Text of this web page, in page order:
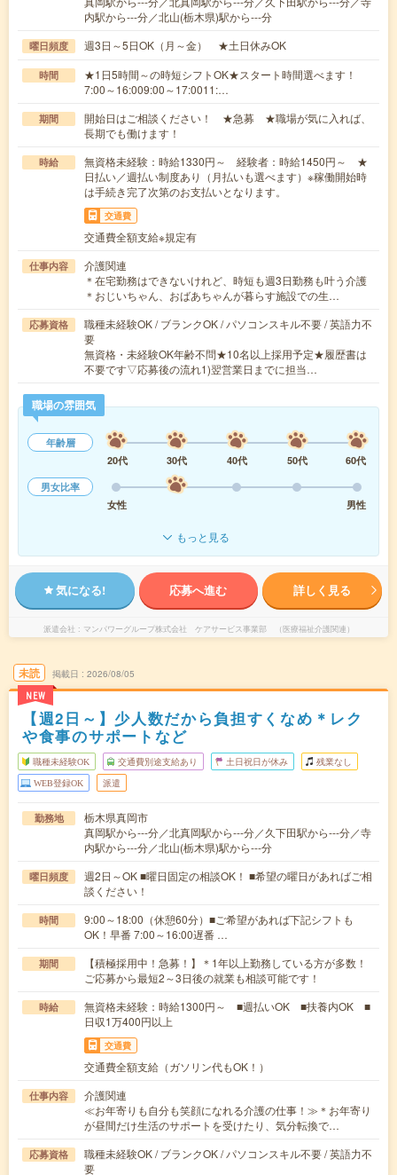
内駅から---分／北山(栃木県)駅から---分
曜日頻度 週3日～5日OK（月～金） ★土日休みOK
時間
★1日5時間～の時短シフトOK★スタート時間選べます！
7:00～16:009:00～17:0011:…
期間
開始日はご相談ください！ ★急募 ★職場が気に入れば、
長期でも働けます！
時給
無資格未経験：時給1330円～ 経験者：時給1450円～ ★
日払い／週払い制度あり（月払いも選べます）※稼働開始時
は手続き完了次第のお支払いとなります。
交通費
交通費全額支給※規定有
仕事内容
介護関連
＊在宅勤務はできないけれど、時短も週3日勤務も叶う介護
＊おじいちゃん、おばあちゃんが暮らす施設での生…
応募資格
職種未経験OK / ブランクOK / パソコンスキル不要 / 英語力不
要
無資格・未経験OK年齢不問★10名以上採用予定★履歴書は
不要です▽応募後の流れ1)翌営業日までに担当…
職場の雰囲気
年齢層
20代
30代 40代 50代
60代
男女比率
女性
男性
もっと見る
気になる! 応募へ進む 詳しく見る
派遣会社 マンパワーグループ株式会社 ケアサービス事業部 （医療福祉介護関連）
未読
NEW
掲載日 2026/08/05
【週2日～】少人数だから負担すくなめ＊レク
や食事のサポートなど
職種未経験OK 交通費別途支給あり 土日祝日が休み 残業なし
WEB登録OK 派遣
勤務地
栃木県真岡市
真岡駅から---分／北真岡駅から---分／久下田駅から---分／寺
内駅から---分／北山(栃木県)駅から---分
曜日頻度
週2日～OK ■曜日固定の相談OK！ ■希望の曜日があればご相
談ください！
時間
9:00～18:00（休憩60分）■ご希望があれば下記シフトも
OK！早番 7:00～16:00遅番 …
期間
【積極採用中！急募！】＊1年以上勤務している方が多数！
ご応募から最短2～3日後の就業も相談可能です！
時給
無資格未経験：時給1300円～ ■週払いOK ■扶養内OK ■
日収1万400円以上
交通費
交通費全額支給（ガソリン代もOK！）
仕事内容
介護関連
≪お年寄りも自分も笑顔になれる介護の仕事！≫＊お年寄り
が昼間だけ生活のサポートを受けたり、気分転換で…
応募資格
職種未経験OK / ブランクOK / パソコンスキル不要 / 英語力不
要